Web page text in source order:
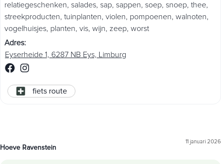
relatiegeschenken, salades, sap, sappen, soep, snoep, thee,
streekproducten, tuinplanten, violen, pompoenen, walnoten,
vogelhuisjes, planten, vis, wijn, zeep, worst
Adres:
Eyserheide 1, 6287 NB Eys, Limburg
fiets route
Hoeve Ravenstein
11 januari 2026